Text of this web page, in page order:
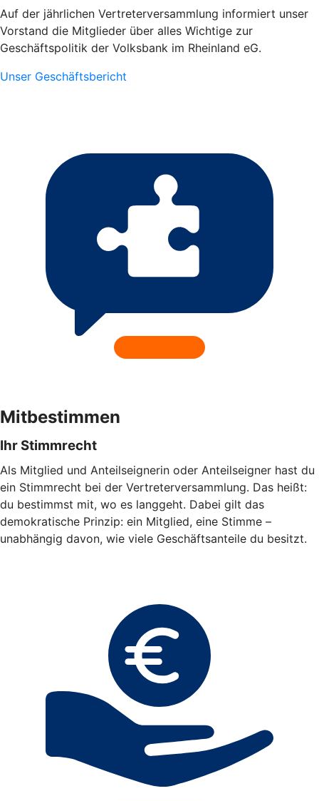
Auf der jährlichen Vertreterversammlung informiert unser
Vorstand die Mitglieder über alles Wichtige zur
Geschäftspolitik der Volksbank im Rheinland eG.
Unser Geschäftsbericht
Mitbestimmen
Ihr Stimmrecht
Als Mitglied und Anteilseignerin oder Anteilseigner hast du
ein Stimmrecht bei der Vertreterversammlung. Das heißt:
du bestimmst mit, wo es langgeht. Dabei gilt das
demokratische Prinzip: ein Mitglied, eine Stimme –
unabhängig davon, wie viele Geschäftsanteile du besitzt.